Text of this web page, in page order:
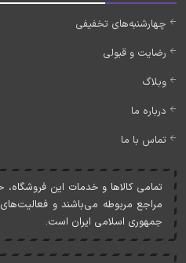
چهارشنبه‌های تخفیفی
رضایت و قبولی
وبلاگ
درباره ما
تماس با ما
تمامی کالاها و خدمات اين
مراجع مربوطه می‌باشند و
جمهوری اسلامی ايران است.